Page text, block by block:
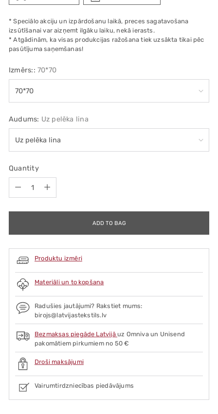
* Speciālo akciju un izpārdošanu laikā, preces sagatavošana
izsūtīšanai var aizņemt ilgāku laiku, nekā ierasts.
* Atgādinām, ka visas produkcijas ražošana tiek uzsākta tikai pēc
pasūtījuma saņemšanas!
Izmērs:: 70*70
Audums: Uz pelēka lina
Quantity
ADD TO BAG
Produktu izmēri
Materiāli un to kopšana
Radušies jautājumi? Rakstiet mums:
birojs@latvijastekstils.lv
Bezmaksas piegāde Latvijā uz Omniva un Unisend
pakomātiem pirkumiem no 50 €
Droši maksājumi
Vairumtirdzniecības piedāvājums